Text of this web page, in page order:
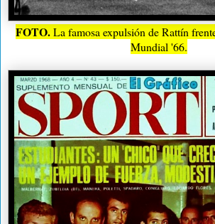
FOTO.La famosa expulsión de Rattín
Mundial '66.